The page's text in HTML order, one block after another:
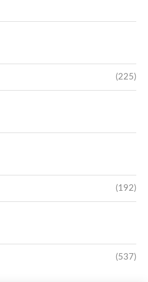
(225)
(192)
(537)